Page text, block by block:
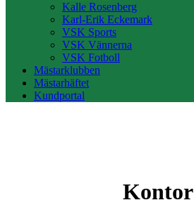
Kalle Rosenberg
Karl-Erik Eckemark
VSK Sports
VSK Vännerna
VSK Fotboll
Mästarklubben
Mästarhäftet
Kundportal
Kontor